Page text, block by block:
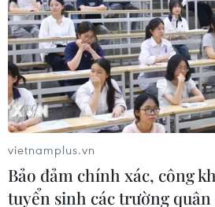
Cuộc điều tra này nằm trong nỗ
thống kinh tế Trung Quốc thoát
tư bản kiểu phương Tây trong
chuyển giao lãnh đạo vào cuối
vietnamplus.vn
Bảo đảm chính xác, công
tuyển sinh các trường quân